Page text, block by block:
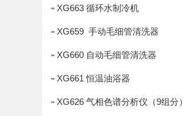
XG663 循环水制冷机
XG659 手动毛细管清洗器
XG660 自动毛细管清洗器
XG661 恒温油浴器
XG626 气相色谱分析仪（9组分）